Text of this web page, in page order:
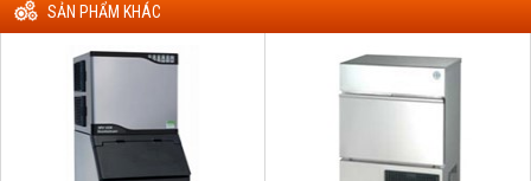
SẢN PHẨM KHÁC